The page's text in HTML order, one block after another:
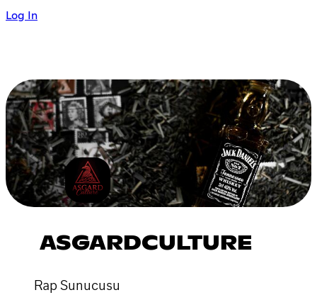
Log In
ASGARDCULTURE
Rap Sunucusu